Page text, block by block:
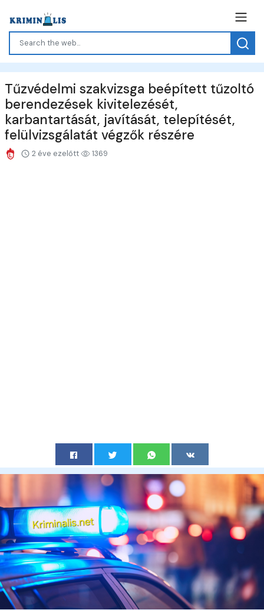
Tűzvédelmi szakvizsga beépített tűzoltó
berendezések kivitelezését,
karbantartását, javítását, telepítését,
felülvizsgálatát végzők részére
2 éve ezelőtt 1369